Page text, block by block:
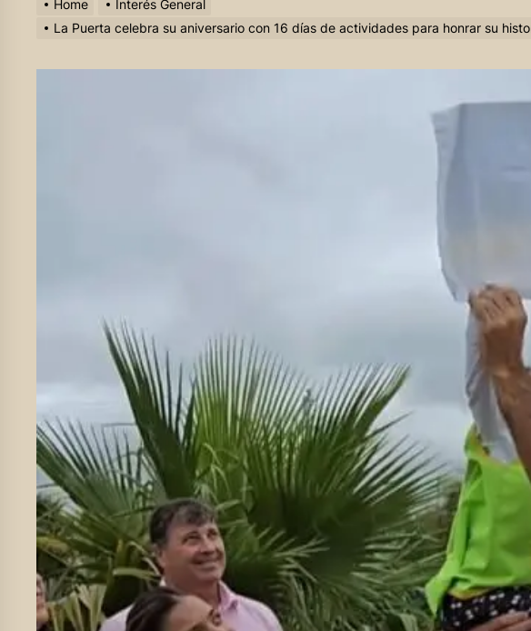
Home
Interés General
La Puerta celebra su aniversario con 16 días de actividades para honrar su